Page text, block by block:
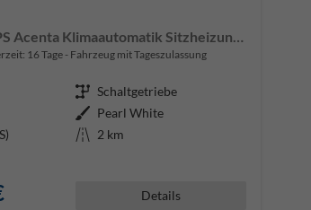
1.0 DIG-T 114PS Acenta Klimaautomatik Sitzheizung Rückf.Kamera Bluetooth Touchscreen wireless Apple CarPlay Android Auto
16 Tage Fahrzeug mit Tageszulassung
Getriebe Schaltgetriebe
Außenfarbe Pearl White
Kilometerstand 2 km
Details